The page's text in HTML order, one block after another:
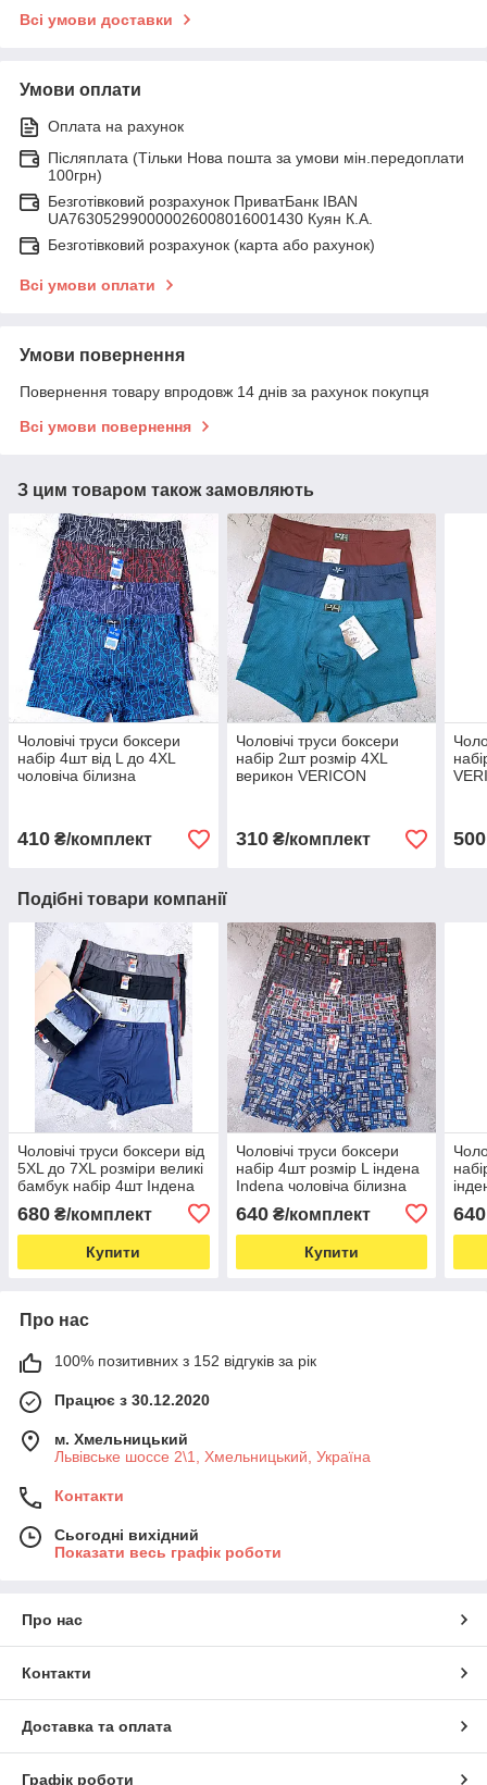
Всі умови доставки
Умови оплати
Оплата на рахунок
Післяплата (Тільки Нова пошта за умови мін.передоплати
100грн)
Безготівковий розрахунок ПриватБанк IBAN
UA763052990000026008016001430 Куян К.А.
Безготівковий розрахунок (карта або рахунок)
Всі умови оплати
Умови повернення
Повернення товару впродовж 14 днів за рахунок покупця
Всі умови повернення
З цим товаром також замовляють
Чоловічі труси боксери
набір 4шт від L до 4XL
чоловіча білизна
410 ₴/комплект
Чоловічі труси боксери
набір 2шт розмір 4XL
верикон VERICON
310₴/комплект 500
Подібні товари компанії
Чоловічі труси боксери від
5XL до 7XL розміри великі
бамбук набір 4шт Індена
680 ₴/комплект
Купити
Чоловічі труси боксери
набір 4шт розмір L індена
Indena чоловіча білизна
640₴/комплект
Купити
640
Про нас
100% позитивних з 152 відгуків за рік
Працює з 30.12.2020
м. Хмельницький
Львівське шоссе 2\1, Хмельницький, Україна
Контакти
Сьогодні вихідний
Показати весь графік роботи
Про нас
Контакти
Доставка та оплата
Графік роботи